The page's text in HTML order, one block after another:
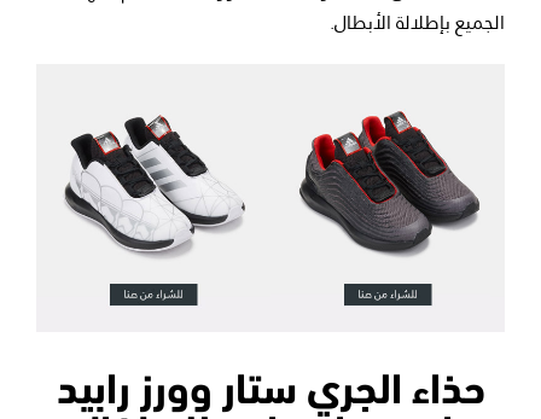
الجميع بإطلالة الأبطال.
حذاء الجري ستار وورز رابيد